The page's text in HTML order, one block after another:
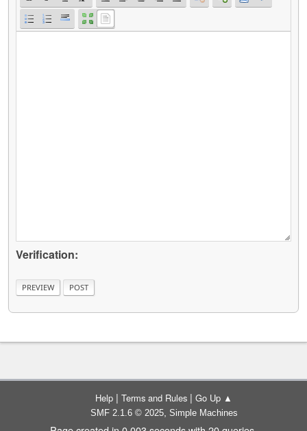
Verification:
Help | Terms and Rules | Go Up ▲
SMF 2.1.6 © 2025, Simple Machines